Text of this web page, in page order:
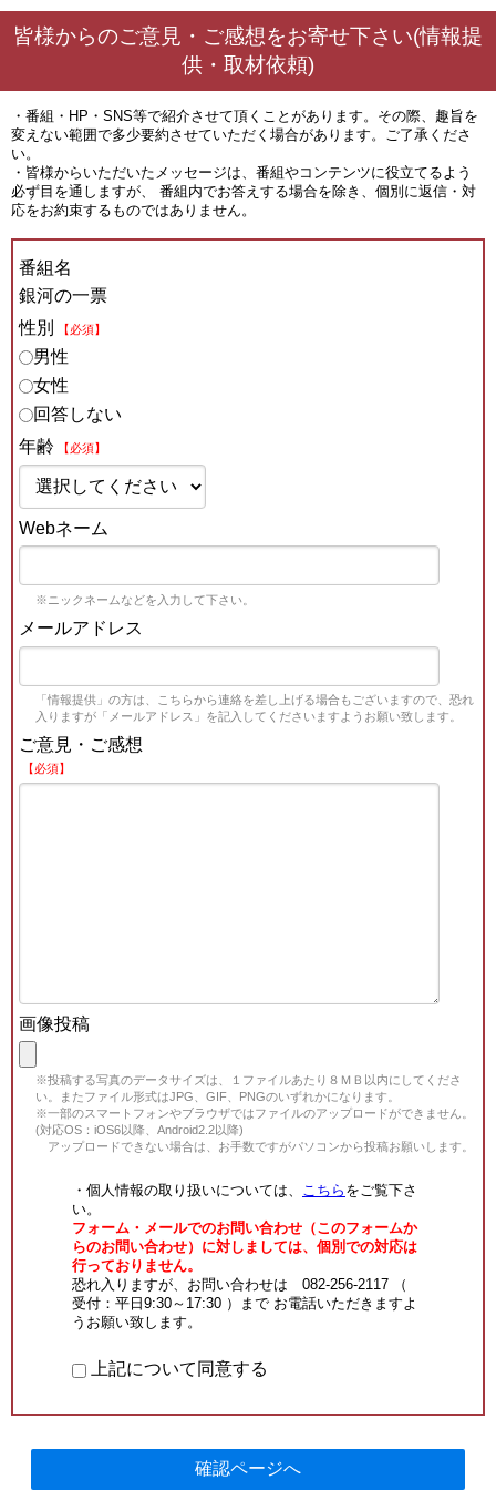
皆様からのご意見・ご感想をお寄せ下さい(情報提
供・取材依頼)
・番組・HP・SNS等で紹介させて頂くことがあります。その際、趣旨を
変えない範囲で多少要約させていただく場合があります。ご了承くださ
い。
・皆様からいただいたメッセージは、番組やコンテンツに役立てるよう
必ず目を通しますが、 番組内でお答えする場合を除き、個別に返信・対
応をお約束するものではありません。
番組名
銀河の一票
性別
【必須】
男性
女性
回答しない
年齢
【必須】
Webネーム
※ニックネームなどを入力して下さい。
メールアドレス
「情報提供」の方は、こちらから連絡を差し上げる場合もございますので、恐れ
入りますが「メールアドレス」を記入してくださいますようお願い致します。
ご意見・ご感想
【必須】
画像投稿
※投稿する写真のデータサイズは、１ファイルあたり８ＭＢ以内にしてくださ
い。またファイル形式はJPG、GIF、PNGのいずれかになります。
※一部のスマートフォンやブラウザではファイルのアップロードができません。
(対応OS：iOS6以降、Android2.2以降)
アップロードできない場合は、お手数ですがパソコンから投稿お願いします。
・個人情報の取り扱いについては、 こちら をご覧下さ
い。
フォーム・メールでのお問い合わせ（このフォームか
らのお問い合わせ）に対しましては、個別での対応は
行っておりません。
恐れ入りますが、お問い合わせは 082-256-2117 （
受付：平日9:30～17:30 ）まで お電話いただきますよ
うお願い致します。
上記について同意する
確認ページへ